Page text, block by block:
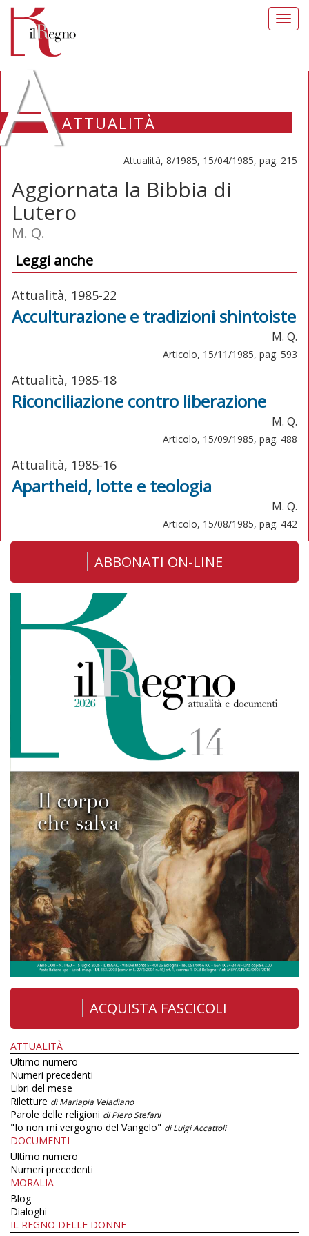
ATTUALITÀ
Attualità, 8/1985, 15/04/1985, pag. 215
Aggiornata la Bibbia di
Lutero
M. Q.
Leggi anche
Attualità, 1985-22
Acculturazione e tradizioni shintoiste
M. Q.
Articolo, 15/11/1985, pag. 593
Attualità, 1985-18
Riconciliazione contro liberazione
M. Q.
Articolo, 15/09/1985, pag. 488
Attualità, 1985-16
Apartheid, lotte e teologia
M. Q.
Articolo, 15/08/1985, pag. 442
ABBONATI ON-LINE
ACQUISTA FASCICOLI
ATTUALITÀ
Ultimo numero
Numeri precedenti
Libri del mese
Riletture di Mariapia Veladiano
Parole delle religioni di Piero Stefani
"Io non mi vergogno del Vangelo" di Luigi Accattoli
DOCUMENTI
Ultimo numero
Numeri precedenti
MORALIA
Blog
Dialoghi
IL REGNO DELLE DONNE